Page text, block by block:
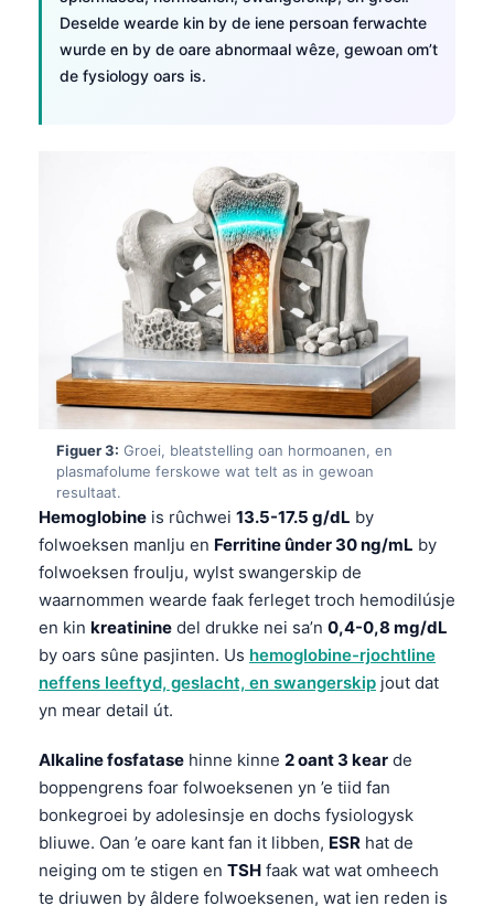
Deselde wearde kin by de iene persoan ferwachte
wurde en by de oare abnormaal wêze, gewoan om’t
de fysiology oars is.
Figuer 3: Groei, bleatstelling oan hormoanen, en
plasmafolume ferskowe wat telt as in gewoan
resultaat.
Hemoglobine is rûchwei 13.5-17.5 g/dL by
folwoeksen manlju en Ferritine ûnder 30 ng/mL by
folwoeksen froulju, wylst swangerskip de
waarnommen wearde faak ferleget troch hemodilúsje
en kin kreatinine del drukke nei sa’n 0,4-0,8 mg/dL
by oars sûne pasjinten. Us hemoglobine-rjochtline
neffens leeftyd, geslacht, en swangerskip jout dat
yn mear detail út.
Alkaline fosfatase hinne kinne 2 oant 3 kear de
boppengrens foar folwoeksenen yn ’e tiid fan
bonkegroei by adolesinsje en dochs fysiologysk
bliuwe. Oan ’e oare kant fan it libben, ESR hat de
neiging om te stigen en TSH faak wat wat omheech
te driuwen by âldere folwoeksenen, wat ien reden is